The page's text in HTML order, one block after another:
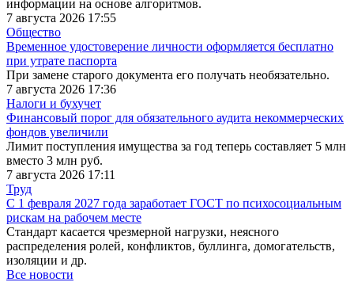
информации на основе алгоритмов.
7 августа 2026 17:55
Общество
Временное удостоверение личности оформляется бесплатно
при утрате паспорта
При замене старого документа его получать необязательно.
7 августа 2026 17:36
Налоги и бухучет
Финансовый порог для обязательного аудита некоммерческих
фондов увеличили
Лимит поступления имущества за год теперь составляет 5 млн
вместо 3 млн руб.
7 августа 2026 17:11
Труд
С 1 февраля 2027 года заработает ГОСТ по психосоциальным
рискам на рабочем месте
Стандарт касается чрезмерной нагрузки, неясного
распределения ролей, конфликтов, буллинга, домогательств,
изоляции и др.
Все новости